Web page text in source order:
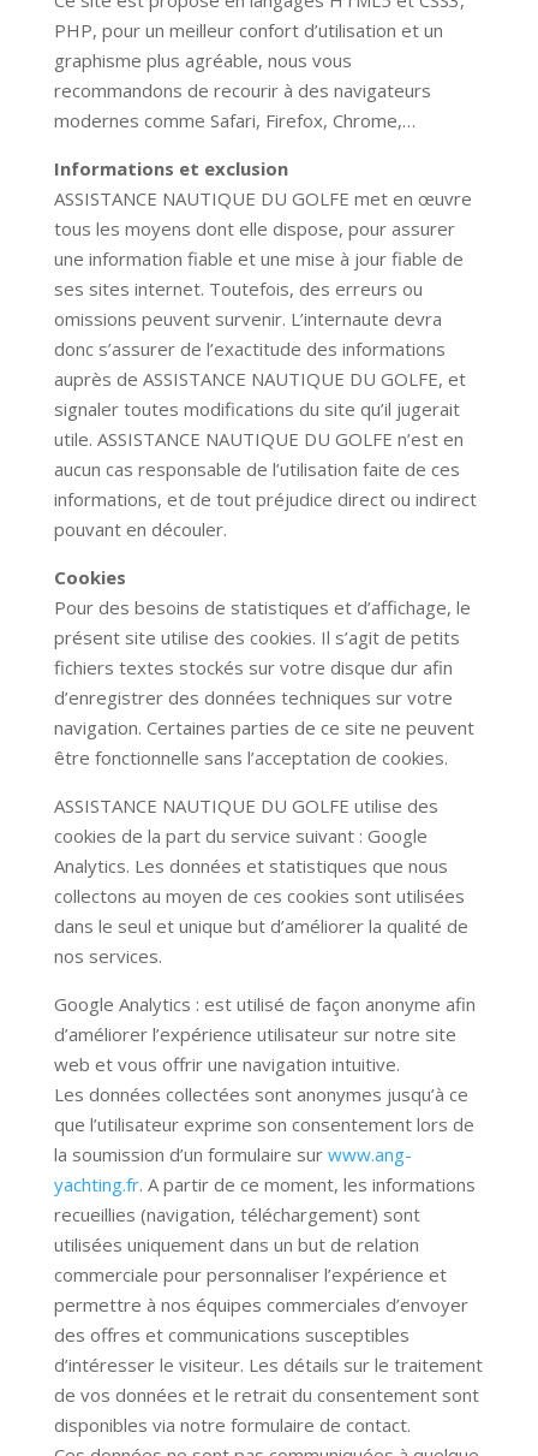
PHP, pour un meilleur confort d’utilisation et un
graphisme plus agréable, nous vous
recommandons de recourir à des navigateurs
modernes comme Safari, Firefox, Chrome,…
Informations et exclusion
ASSISTANCE NAUTIQUE DU GOLFE met en œuvre
tous les moyens dont elle dispose, pour assurer
une information fiable et une mise à jour fiable de
ses sites internet. Toutefois, des erreurs ou
omissions peuvent survenir. L’internaute devra
donc s’assurer de l’exactitude des informations
auprès de ASSISTANCE NAUTIQUE DU GOLFE, et
signaler toutes modifications du site qu’il jugerait
utile. ASSISTANCE NAUTIQUE DU GOLFE n’est en
aucun cas responsable de l’utilisation faite de ces
informations, et de tout préjudice direct ou indirect
pouvant en découler.
Cookies
Pour des besoins de statistiques et d’affichage, le
présent site utilise des cookies. Il s’agit de petits
fichiers textes stockés sur votre disque dur afin
d’enregistrer des données techniques sur votre
navigation. Certaines parties de ce site ne peuvent
être fonctionnelle sans l’acceptation de cookies.
ASSISTANCE NAUTIQUE DU GOLFE utilise des
cookies de la part du service suivant : Google
Analytics. Les données et statistiques que nous
collectons au moyen de ces cookies sont utilisées
dans le seul et unique but d’améliorer la qualité de
nos services.
Google Analytics : est utilisé de façon anonyme afin
d’améliorer l’expérience utilisateur sur notre site
web et vous offrir une navigation intuitive.
Les données collectées sont anonymes jusqu’à ce
que l’utilisateur exprime son consentement lors de
la soumission d’un formulaire sur www.ang-
yachting.fr. A partir de ce moment, les informations
recueillies (navigation, téléchargement) sont
utilisées uniquement dans un but de relation
commerciale pour personnaliser l’expérience et
permettre à nos équipes commerciales d’envoyer
des offres et communications susceptibles
d’intéresser le visiteur. Les détails sur le traitement
de vos données et le retrait du consentement sont
disponibles via notre formulaire de contact.